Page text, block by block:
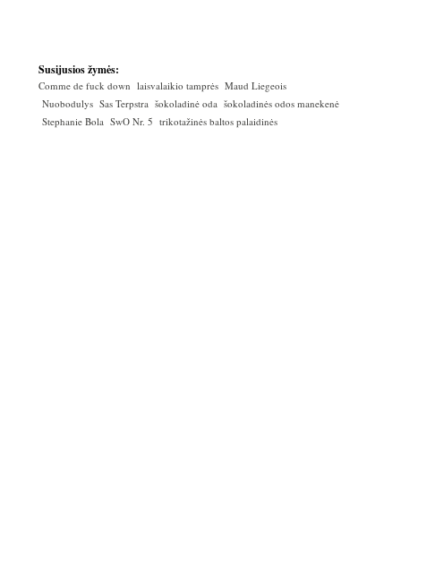
Susijusios žymės:
Comme de fuck down laisvalaikio tamprės Maud Liegeois
Nuobodulys Sas Terpstra šokoladinė oda šokoladinės odos manekenė
Stephanie Bola SwO Nr. 5 trikotažinės baltos palaidinės